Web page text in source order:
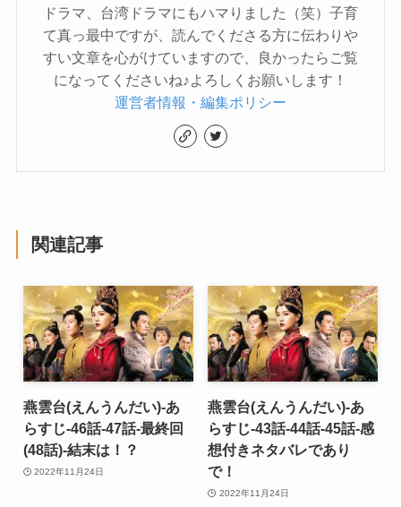
ドラマ、台湾ドラマにもハマりました（笑）子育
て真っ最中ですが、読んでくださる方に伝わりや
すい文章を心がけていますので、良かったらご覧
になってくださいね♪よろしくお願いします！
運営者情報・編集ポリシー
関連記事
燕雲台(えんうんだい)-あ
らすじ-46話-47話-最終回
(48話)-結末は！？
2022年11月24日
燕雲台(えんうんだい)-あ
らすじ-43話-44話-45話-感
想付きネタバレであり
で！
2022年11月24日